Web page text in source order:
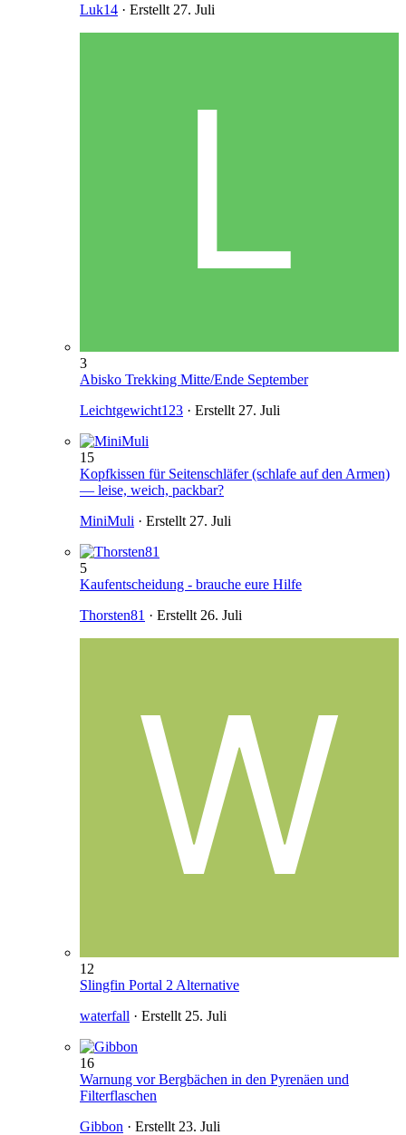
Luk14 · Erstellt 27. Juli
3
Abisko Trekking Mitte/Ende September
Leichtgewicht123 · Erstellt 27. Juli
15
Kopfkissen für Seitenschläfer (schlafe auf den Armen)
— leise, weich, packbar?
MiniMuli · Erstellt 27. Juli
5
Kaufentscheidung - brauche eure Hilfe
Thorsten81 · Erstellt 26. Juli
12
Slingfin Portal 2 Alternative
waterfall · Erstellt 25. Juli
16
Warnung vor Bergbächen in den Pyrenäen und
Filterflaschen
Gibbon · Erstellt 23. Juli